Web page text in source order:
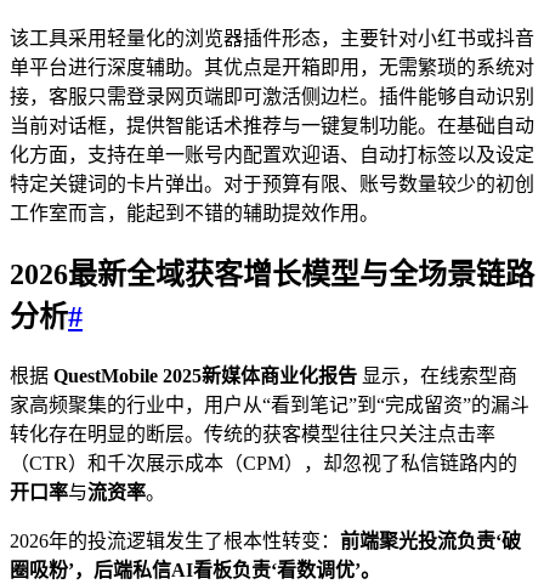
该工具采用轻量化的浏览器插件形态，主要针对小红书或抖音
单平台进行深度辅助。其优点是开箱即用，无需繁琐的系统对
接，客服只需登录网页端即可激活侧边栏。插件能够自动识别
当前对话框，提供智能话术推荐与一键复制功能。在基础自动
化方面，支持在单一账号内配置欢迎语、自动打标签以及设定
特定关键词的卡片弹出。对于预算有限、账号数量较少的初创
工作室而言，能起到不错的辅助提效作用。
2026最新全域获客增长模型与全场景链路
分析#
根据 QuestMobile 2025新媒体商业化报告 显示，在线索型商
家高频聚集的行业中，用户从“看到笔记”到“完成留资”的漏斗
转化存在明显的断层。传统的获客模型往往只关注点击率
（CTR）和千次展示成本（CPM），却忽视了私信链路内的
开口率与流资率。
2026年的投流逻辑发生了根本性转变： 前端聚光投流负责‘破
圈吸粉’，后端私信AI看板负责‘看数调优’。